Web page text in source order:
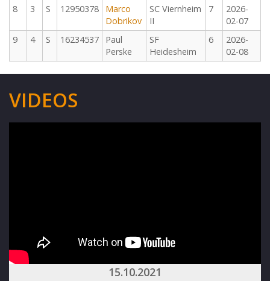
8 3 S 12950378
Marco
Dobrikov
SC Viernheim
II
7
2026-
02-07
9 4 S 16234537
Paul
Perske
SF
Heidesheim
6
2026-
02-08
VIDEOS
15.10.2021